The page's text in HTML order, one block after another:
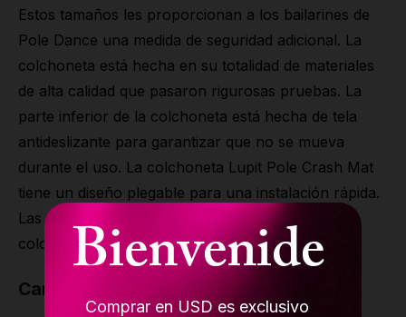
Bienvenide
Comprar en USD es exclusivo
Estos tamaños les proporcionan a los bailarines de
Pole Dance una medida de seguridad adicional. La
colchoneta está hecha en su totalidad de materiales
de alta calidad que pasaron rigurosas pruebas. La
parte inferior de la colchoneta está hecha de tela
antideslizante para garantizar que no se mueva
durante el uso. La colchoneta Lupit Pole Crash Mat
tiene un diseño plegable para una instalación rápida.
Las colchonetas están disponibles en diferentes
colores.
Características